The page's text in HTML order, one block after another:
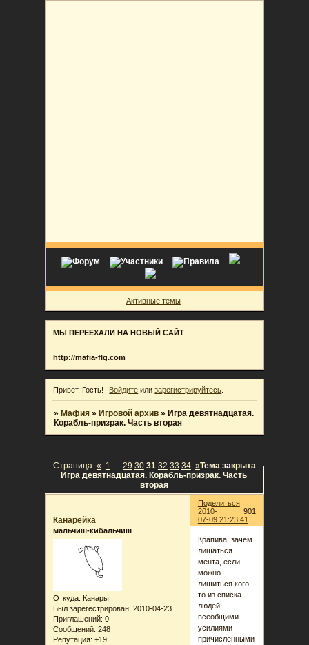
Активные темы
МЫ ПЕРЕЕХАЛИ НА НОВЫЙ САЙТ
http://mafia-flg.com
Привет, Гость! Войдите илизарегистрируйтесь
» Мафия » Игровой архив » Игра девятнадцатая.
Корабль-призрак. Часть вторая
Игра девятнадцатая. Корабль-призрак. Часть
вторая
Страница: « 1 … 29 30 31 32 33 34 »Тема закрыта
Поделиться
901
2010-
07-09 21:23:41
Канарейка
мальчиш-кибальчиш
Откуда: Канары
Был зарегестрирован: 2010-04-23
Приглашений: 0
Сообщений: 248
Репутация: +19
Крапива, зачем
лишаться
мента, если
можно
лишиться кого-
то из списка
людей,
всеобщими
усилиями
причисленными